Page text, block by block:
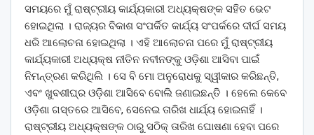
ସମୟରେ ମୁଁ ରାଷ୍ଟ୍ରୀୟ କାର୍ଯ୍ୟକାରୀ ଅଧ୍ୟକ୍ଷଙ୍କ ସହିତ ଭେଟ
ହୋଇଥିଲା । ରାଜ୍ୟର ବିକାଶ ସଂପର୍କିତ କାର୍ଯ୍ୟ ସଂପର୍କରେ ଦୀର୍ଘ ସମୟ
ଧରି ଆଲୋଚନା ହୋଇଥିଲା । ଏହି ଆଲୋଚନା ପରେ ମୁଁ ରାଷ୍ଟ୍ରୀୟ
କାର୍ଯ୍ୟକାରୀ ଅଧ୍ୟକ୍ଷ ନୀତିନ ନବୀନଙ୍କୁ ଓଡ଼ିଶା ଆସିବା ପାଇଁ
ନିମନ୍ତ୍ରଣ କରିଥିଲି । ସେ ବି ମୋ ଅନୁରୋଧକୁ ସ୍ୱୀକାର କରିଛନ୍ତି,
ଏବଂ ଖୁବଶୀଘ୍ର ଓଡ଼ିଶା ଆସିବେ ବୋଲି ଜଣାଇଛନ୍ତି । ହେଲେ କେବେ
ଓଡ଼ିଶା ଗସ୍ତରେ ଆସିବେ, ସେନେଇ ତାରିଖ ଧାର୍ଯ୍ୟ ହୋଇନାହିଁ ।
ରାଷ୍ଟ୍ରୀୟ ଅଧ୍ୟକ୍ଷଙ୍କ ଠାରୁ ସଠିକ୍ ତାରିଖ ଘୋଷଣା ହେବା ପରେ